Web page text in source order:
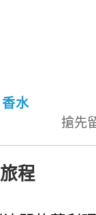
香水
搶先
程